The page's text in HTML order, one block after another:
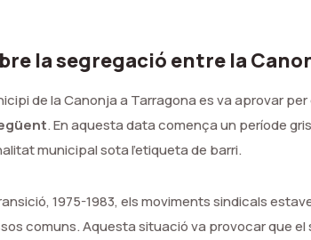
la segregació entre la
de la Canonja a Tarragona es va aprovar
. En aquesta data comença un període
municipal sota l’etiqueta de barri.
1975-1983, els moviments sindicals
comuns. Aquesta situació va provocar que